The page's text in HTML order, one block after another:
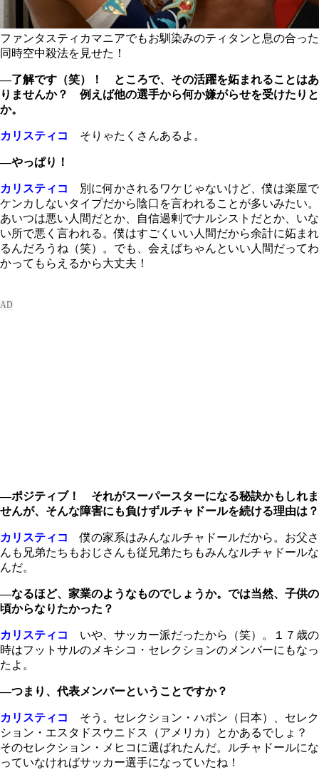
ファンタスティカマニアでもお馴染みのティタンと息の合った
同時空中殺法を見せた！
―了解です（笑）！ ところで、その活躍を妬まれることはあ
りませんか？ 例えば他の選手から何か嫌がらせを受けたりと
か。
カリスティコ そりゃたくさんあるよ。
―やっぱり！
カリスティコ
別に何かされるワケじゃないけど、僕は楽屋で
ケンカしないタイプだから陰口を言われることが多いみたい。
あいつは悪い人間だとか、自信過剰でナルシストだとか、いな
い所で悪く言われる。僕はすごくいい人間だから余計に妬まれ
るんだろうね（笑）。でも、会えばちゃんといい人間だってわ
かってもらえるから大丈夫！
―ポジティブ！ それがスーパースターになる秘訣かもしれま
せんが、そんな障害にも負けずルチャドールを続ける理由は？
カリスティコ
僕の家系はみんなルチャドールだから。お父さ
んも兄弟たちもおじさんも従兄弟たちもみんなルチャドールな
んだ。
―なるほど、家業のようなものでしょうか。では当然、子供の
頃からなりたかった？
カリスティコ
いや、サッカー派だったから（笑）。１７歳の
時はフットサルのメキシコ・セレクションのメンバーにもなっ
たよ。
―つまり、代表メンバーということですか？
カリスティコ
そう。セレクション・ハポン（日本）、セレク
ション・エスタドスウニドス（アメリカ）とかあるでしょ？
そのセレクション・メヒコに選ばれたんだ。ルチャドールにな
っていなければサッカー選手になっていたね！